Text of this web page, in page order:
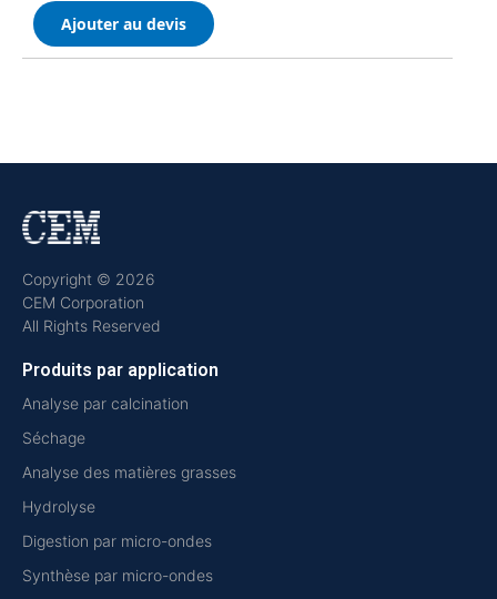
Ajouter au devis
Copyright © 2026
CEM Corporation
All Rights Reserved
Produits par application
Analyse par calcination
Séchage
Analyse des matières grasses
Hydrolyse
Digestion par micro-ondes
Synthèse par micro-ondes